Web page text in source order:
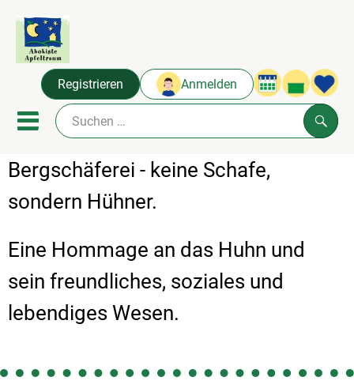
Registrieren Anmelden
Mobiles Menu öffnen oder
Abokisten
Frisches
Naturkost
Bergschäferei - keine Schafe,
sondern Hühner.
Eine Hommage an das Huhn und
sein freundliches, soziales und
lebendiges Wesen.